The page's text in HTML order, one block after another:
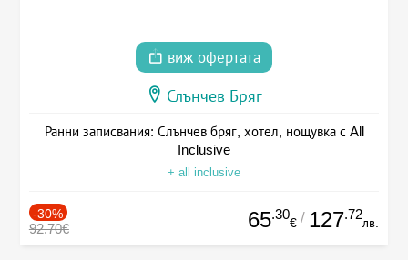
виж офертата
Слънчев Бряг
Ранни записвания: Слънчев бряг, хотел, нощувка с All
Inclusive
+ all inclusive
-30%
92.70€ 65.30
€ / 127.72
лв.